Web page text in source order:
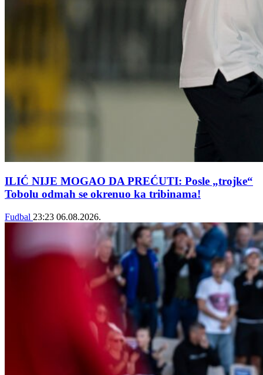
ILIĆ NIJE MOGAO DA PREĆUTI: Posle „trojke“
Tobolu odmah se okrenuo ka tribinama!
Fudbal 23:23 06.08.2026.